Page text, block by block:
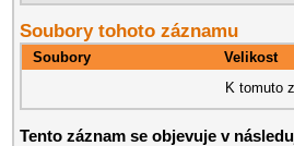
Soubory tohoto záznamu
Soubory Velikost
K tomuto
Tento záznam se objevuje v